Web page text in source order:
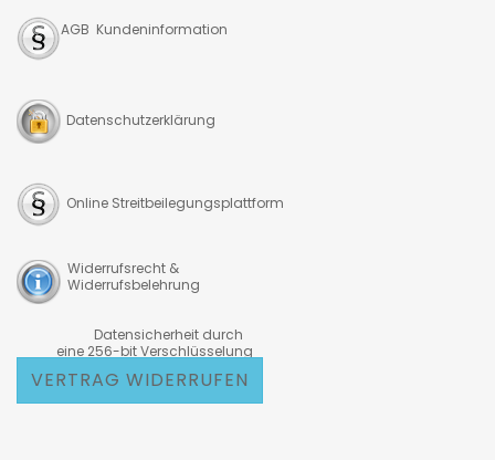
AGB Kundeninformation
Datenschutzerklärung
Online Streitbeilegungsplattform
Widerrufsrecht &
Widerrufsbelehrung
Datensicherheit durch
eine 256-bit Verschlüsselung
VERTRAG WIDERRUFEN